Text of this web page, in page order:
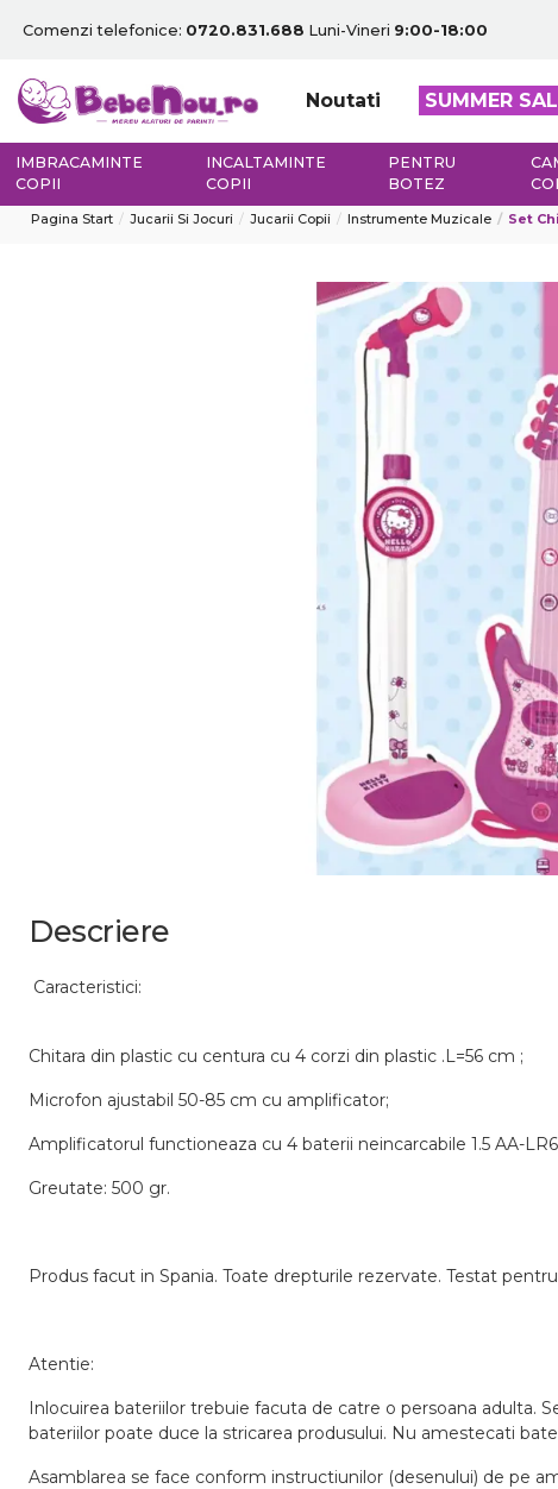
Comenzi telefonice: 0720.831.688 Luni-Vineri 9:00-18:00
Noutati SUMMER
IMBRACAMINTE
COPII
INCALTAMINTE
COPII
PENTRU
BOTEZ
Pagina Start Jucarii Si Jocuri Jucarii Copii Instrumente Muzicale Set
Descriere
Caracteristici:
Chitara din plastic cu centura cu 4 corzi din plastic .L=56 cm ;
Microfon ajustabil 50-85 cm cu amplificator;
Amplificatorul functioneaza cu 4 baterii neincarcabile 1.5 AA-
Greutate: 500 gr.
Produs facut in Spania. Toate drepturile rezervate. Testat
Atentie:
Inlocuirea bateriilor trebuie facuta de catre o persoana adulta.
bateriilor poate duce la stricarea produsului. Nu amestecati
Asamblarea se face conform instructiunilor (desenului) de pe